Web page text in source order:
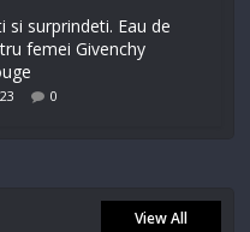
si surprindeti. Eau de
femei Givenchy
0
View All